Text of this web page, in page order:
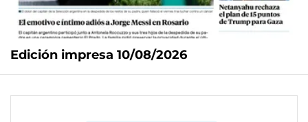
Edición impresa 10/08/2026